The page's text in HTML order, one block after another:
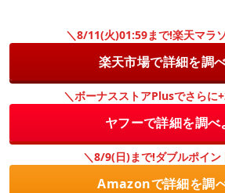
＼8/11(火)01:59まで!楽天マラ
楽天市場で詳細を調
＼ボーナスストアPlusでさらに
ヤフーで詳細を調べ
＼8/9(日)まで!ダブルポイン
Amazonで詳細を調